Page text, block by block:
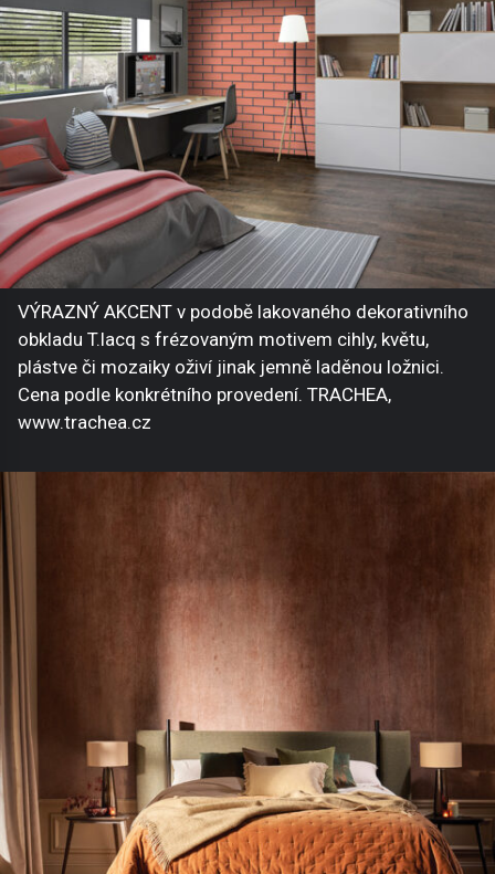
VÝRAZNÝ AKCENT v podobě lakovaného dekorativního
obkladu T.lacq s frézovaným motivem cihly, květu,
plástve či mozaiky oživí jinak jemně laděnou ložnici.
Cena podle konkrétního provedení. TRACHEA,
www.trachea.cz